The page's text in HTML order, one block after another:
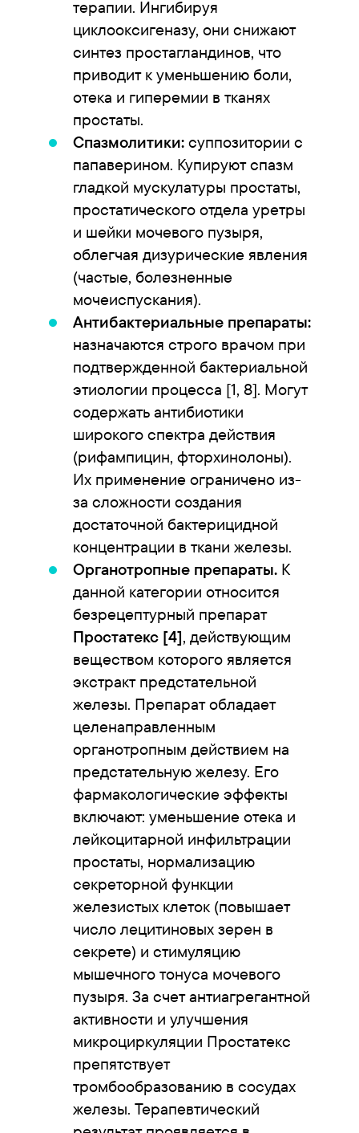
терапии. Ингибируя
циклооксигеназу, они снижают
синтез простагландинов, что
приводит к уменьшению боли,
отека и гиперемии в тканях
простаты.
Спазмолитики:суппозитории с
папаверином. Купируют спазм
гладкой мускулатуры простаты,
простатического отдела уретры
и шейки мочевого пузыря,
облегчая дизурические явления
(частые, болезненные
мочеиспускания).
Антибактериальные препараты:
назначаются строго врачом при
подтвержденной бактериальной
этиологии процесса [1, 8]. Могут
содержать антибиотики
широкого спектра действия
(рифампицин, фторхинолоны).
Их применение ограничено из-
за сложности создания
достаточной бактерицидной
концентрации в ткани железы.
Органотропные препараты.К
данной категории относится
безрецептурный препарат
Простатекс [4], действующим
веществом которого является
экстракт предстательной
железы. Препарат обладает
целенаправленным
органотропным действием на
предстательную железу. Его
фармакологические эффекты
включают: уменьшение отека и
лейкоцитарной инфильтрации
простаты, нормализацию
секреторной функции
железистых клеток (повышает
число лецитиновых зерен в
секрете) и стимуляцию
мышечного тонуса мочевого
пузыря. За счет антиагрегантной
активности и улучшения
микроциркуляции Простатекс
препятствует
тромбообразованию в сосудах
железы. Терапевтический